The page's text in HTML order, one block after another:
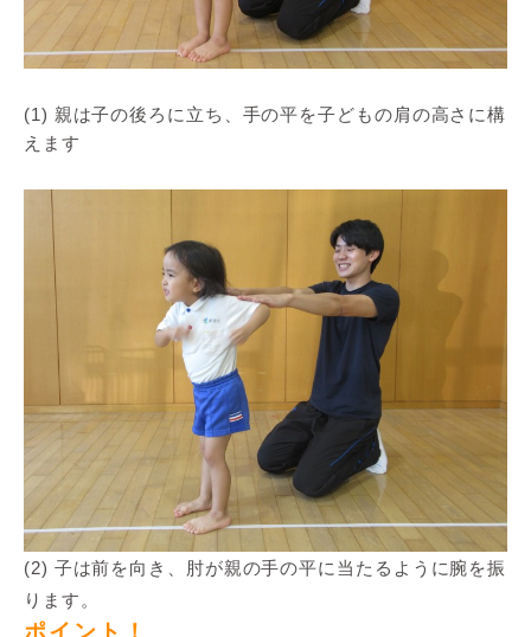
(1) 親は子の後ろに立ち、手の平を子どもの肩の高さに構
えます
(2) 子は前を向き、肘が親の手の平に当たるように腕を振
ります。
ポイント！